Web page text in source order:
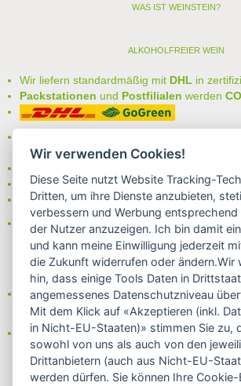
WAS IST WEINSTEIN?
ALKOHOLFREIER WEIN
Wir liefern standardmäßig mit DHL in
Packstationen und Postfilialen werden
auswählen:
- Rechnung
- Lastschrift/Bankeinzug
Das Internetsiegel "GEPRÜFTER SHOP –
Partner von:
Wine in Moderation - bewußt genießen
Erfahren Sie mehr über Biowein in
uns!
Blog
Facebook
Wir verwenden Cookies!
Diese Seite nutzt Website Tracking-
Dritten, um ihre Dienste anzubieten,
verbessern und Werbung
der Nutzer anzuzeigen. Ich bin damit
und kann meine Einwilligung jederzeit
die Zukunft widerrufen oder ändern.Wir
hin, dass einige Tools Daten in
angemessenes Datenschutzniveau
Mit dem Klick auf «Akzeptieren (inkl.
in Nicht-EU-Staaten)» stimmen Sie zu,
sowohl von uns als auch von den
Drittanbietern (auch aus Nicht-EU-
werden dürfen. Sie können Ihre Cookie-